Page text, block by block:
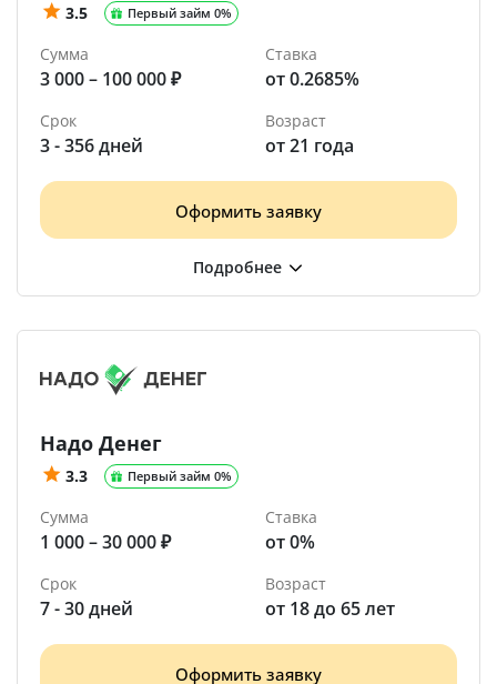
3.5 Первый займ 0%
Сумма
3 000 – 100 000 ₽
Ставка
от 0.2685%
Срок
3 - 356 дней
Возраст
от 21 года
Оформить заявку
Надо Денег
3.3 Первый займ 0%
Сумма
1 000 – 30 000 ₽
Ставка
от 0%
Срок
7 - 30 дней
Возраст
от 18 до 65 лет
Оформить заявку